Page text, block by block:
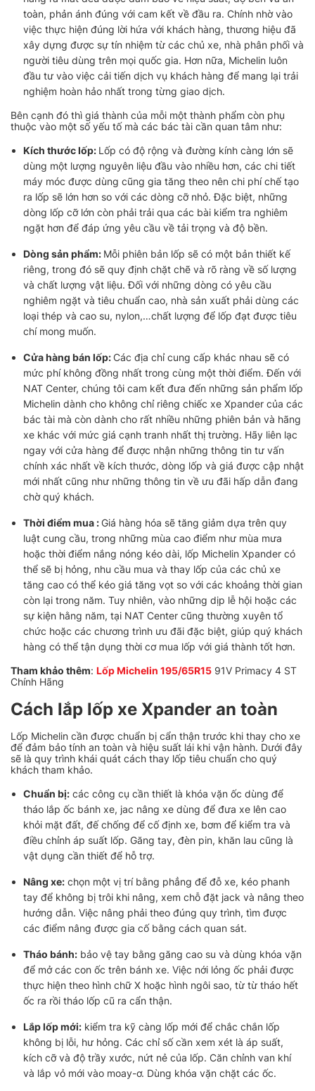
toàn, phản ánh đúng với cam kết về đầu ra. Chính nhờ vào
việc thực hiện đúng lời hứa với khách hàng, thương hiệu đã
xây dựng được sự tín nhiệm từ các chủ xe, nhà phân phối và
người tiêu dùng trên mọi quốc gia. Hơn nữa, Michelin luôn
đầu tư vào việc cải tiến dịch vụ khách hàng để mang lại trải
nghiệm hoàn hảo nhất trong từng giao dịch.
Bên cạnh đó thì giá thành của mỗi một thành phẩm còn phụ
thuộc vào một số yếu tố mà các bác tài cần quan tâm như:
Kích thước lốp: Lốp có độ rộng và đường kính càng lớn sẽ
dùng một lượng nguyên liệu đầu vào nhiều hơn, các chi tiết
máy móc được dùng cũng gia tăng theo nên chi phí chế tạo
ra lốp sẽ lớn hơn so với các dòng cỡ nhỏ. Đặc biệt, những
dòng lốp cỡ lớn còn phải trải qua các bài kiểm tra nghiêm
ngặt hơn để đáp ứng yêu cầu về tải trọng và độ bền.
Dòng sản phẩm: Mỗi phiên bản lốp sẽ có một bản thiết kế
riêng, trong đó sẽ quy định chặt chẽ và rõ ràng về số lượng
và chất lượng vật liệu. Đối với những dòng có yêu cầu
nghiêm ngặt và tiêu chuẩn cao, nhà sản xuất phải dùng các
loại thép và cao su, nylon,…chất lượng để lốp đạt được tiêu
chí mong muốn.
Cửa hàng bán lốp:Các địa chỉ cung cấp khác nhau sẽ có
mức phí không đồng nhất trong cùng một thời điểm. Đến với
NAT Center, chúng tôi cam kết đưa đến những sản phẩm lốp
Michelin dành cho không chỉ riêng chiếc xe Xpander của các
bác tài mà còn dành cho rất nhiều những phiên bản và hãng
xe khác với mức giá cạnh tranh nhất thị trường. Hãy liên lạc
ngay với cửa hàng để được nhận những thông tin tư vấn
chính xác nhất về kích thước, dòng lốp và giá được cập nhật
mới nhất cũng như những thông tin về ưu đãi hấp dẫn đang
chờ quý khách.
Thời điểm mua :Giá hàng hóa sẽ tăng giảm dựa trên quy
luật cung cầu, trong những mùa cao điểm như mùa mưa
hoặc thời điểm nắng nóng kéo dài, lốp Michelin Xpander có
thể sẽ bị hỏng, nhu cầu mua và thay lốp của các chủ xe
tăng cao có thể kéo giá tăng vọt so với các khoảng thời gian
còn lại trong năm. Tuy nhiên, vào những dịp lễ hội hoặc các
sự kiện hằng năm, tại NAT Center cũng thường xuyên tổ
chức hoặc các chương trình ưu đãi đặc biệt, giúp quý khách
hàng có thể tận dụng thời cơ mua lốp với giá thành tốt hơn.
Tham khảo thêm: Lốp Michelin 195/65R15 91V Primacy 4 ST
Chính Hãng
Cách lắp lốp xe Xpander an toàn
Lốp Michelin cần được chuẩn bị cẩn thận trước khi thay cho xe
để đảm bảo tính an toàn và hiệu suất lái khi vận hành. Dưới đây
sẽ là quy trình khái quát cách thay lốp tiêu chuẩn cho quý
khách tham khảo.
Chuẩn bị: các công cụ cần thiết là khóa vặn ốc dùng để
tháo lắp ốc bánh xe, jac nâng xe dùng để đưa xe lên cao
khỏi mặt đất, đế chống để cố định xe, bơm để kiểm tra và
điều chỉnh áp suất lốp. Găng tay, đèn pin, khăn lau cũng là
vật dụng cần thiết để hỗ trợ.
Nâng xe: chọn một vị trí bằng phẳng để đỗ xe, kéo phanh
tay để không bị trôi khi nâng, xem chỗ đặt jack và nâng theo
hướng dẫn. Việc nâng phải theo đúng quy trình, tìm được
các điểm nâng được gia cố bằng cách quan sát.
Tháo bánh: bảo vệ tay bằng găng cao su và dùng khóa vặn
để mở các con ốc trên bánh xe. Việc nới lỏng ốc phải được
thực hiện theo hình chữ X hoặc hình ngôi sao, từ từ tháo hết
ốc ra rồi tháo lốp cũ ra cẩn thận.
Lắp lốp mới: kiểm tra kỹ càng lốp mới để chắc chắn lốp
không bị lỗi, hư hỏng. Các chỉ số cần xem xét là áp suất,
kích cỡ và độ trầy xước, nứt nẻ của lốp. Căn chỉnh van khí
và lắp vỏ mới vào moay-ơ. Dùng khóa vặn chặt các ốc.